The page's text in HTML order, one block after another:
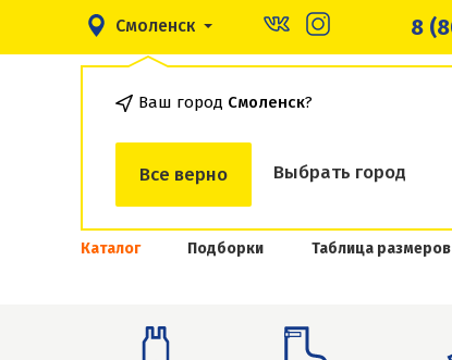
Смоленск
Ваш город Смоленск?
Все верно Выбрать город
8
Каталог Подборки Таблица размеров